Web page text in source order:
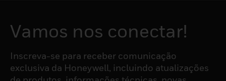
Vamos nos conectar!
Inscreva-se para receber comunicação
exclusiva da Honeywell, incluindo atualizações